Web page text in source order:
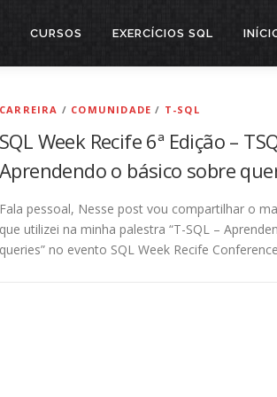
CURSOS EXERCÍCIOS SQL
CARREIRA / COMUNIDADE / T-SQL
SQL Week Recife 6ª Edição –
Aprendendo o básico sobre
Fala pessoal, Nesse post vou compartilhar o
que utilizei na minha palestra “T-SQL –
queries” no evento SQL Week Recife